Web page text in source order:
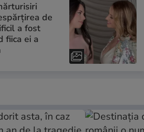
de
a fost
fiica ei a